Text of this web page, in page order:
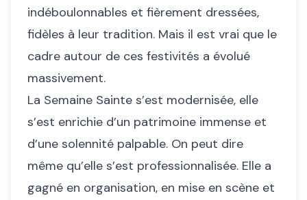
indéboulonnables et fièrement dressées,
fidèles à leur tradition. Mais il est vrai que le
cadre autour de ces festivités a évolué
massivement.
La Semaine Sainte s’est modernisée, elle
s’est enrichie d’un patrimoine immense et
d’une solennité palpable. On peut dire
même qu’elle s’est professionnalisée. Elle a
gagné en organisation, en mise en scène et